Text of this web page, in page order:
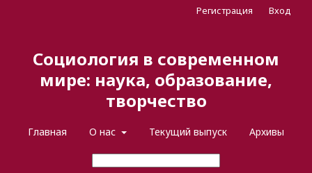
Социология в современном
мире: наука, образование,
творчество
Главная О нас Текущий выпуск Архивы
Регистрация Вход